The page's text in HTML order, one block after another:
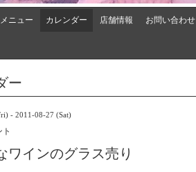
メニュー カレンダー 店舗情報 お問い合わせ
ー
- 2011-08-27 (Sat)
ワインのグラス売り